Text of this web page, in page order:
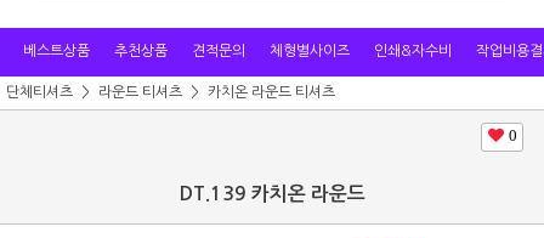
베스트상품 추천상품 견적문의 체형별사이즈 인쇄&자수비 작업비용
단체티셔츠 라운드 티셔츠 카치온 라운드 티셔츠
0
DT.139 카치온 라운드